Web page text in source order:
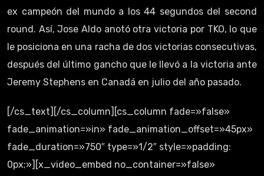
ex campeón del mundo a los 44 segundos del second
round. Así, Jose Aldo anotó otra victoria por TKO, lo que
le posiciona en una racha de dos victorias consecutivas,
después del último gancho que le llevó a la victoria ante
Jeremy Stephens en Canadá en julio del año pasado.
[/cs_text][/cs_column][cs_column fade=»false»
fade_animation=»in» fade_animation_offset=»45px»
fade_duration=»750″ type=»1/2″ style=»padding:
0px;»][x_video_embed no_container=»false»